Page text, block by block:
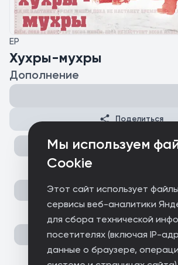
Мы используем
Cookie
Этот сайт использует
сервисы веб-аналитики
для сбора технической
посетителях (включая IP-
данные о браузере,
EP
Хухры-мухры
Дополнение
Поделиться